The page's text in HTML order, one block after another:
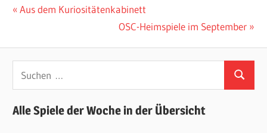
Beitragsnavigation
Vorheriger
Aus dem Kuriositätenkabinett
Nächster
OSC-Heimspiele im September
Suchen
Alle Spiele der Woche in der Übersicht